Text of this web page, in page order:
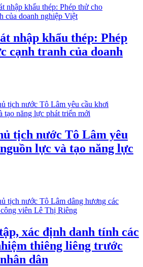
nhập khẩu thép: Phép
cạnh tranh của doanh
tịch nước Tô Lâm yêu
lực và tạo năng lực
xác định danh tính các
thiêng liêng trước
dân